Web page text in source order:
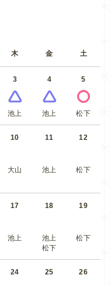
木 金 土
3
池上
4
池上
5
松下
10
大山
11
池上
12
松下
17
池上
18
池上
松下
19
松下
24 25 26